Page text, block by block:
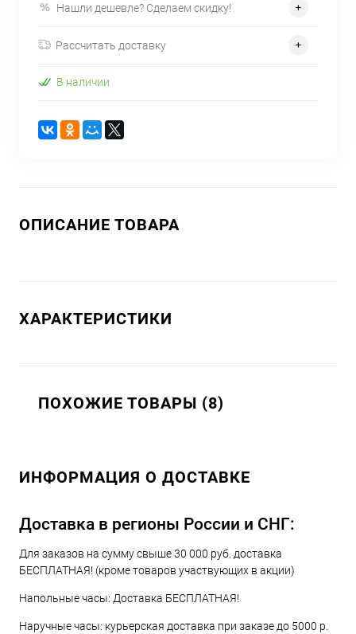
Нашли дешевле? Сделаем скидку!
Рассчитать доставку
В наличии
ОПИСАНИЕ ТОВАРА
ХАРАКТЕРИСТИКИ
ПОХОЖИЕ ТОВАРЫ (8)
ИНФОРМАЦИЯ О ДОСТАВКЕ
Доставка в регионы России и СНГ:
Для заказов на сумму свыше 30 000 руб. доставка
БЕСПЛАТНАЯ! (кроме товаров участвующих в акции)
Напольные часы: Доставка БЕСПЛАТНАЯ!
Наручные часы: курьерская доставка при заказе до 5000 р.